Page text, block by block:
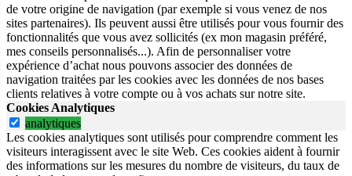
de votre origine de navigation (par exemple si vous venez de nos
sites partenaires). Ils peuvent aussi être utilisés pour vous fournir des
fonctionnalités que vous avez sollicités (ex mon magasin préféré,
mes conseils personnalisés...). Afin de personnaliser votre
expérience d’achat nous pouvons associer des données de
navigation traitées par les cookies avec les données de nos bases
clients relatives à votre compte ou à vos achats sur notre site.
Cookies Analytiques
analytiques
Les cookies analytiques sont utilisés pour comprendre comment les
visiteurs interagissent avec le site Web. Ces cookies aident à fournir
des informations sur les mesures du nombre de visiteurs, du taux de